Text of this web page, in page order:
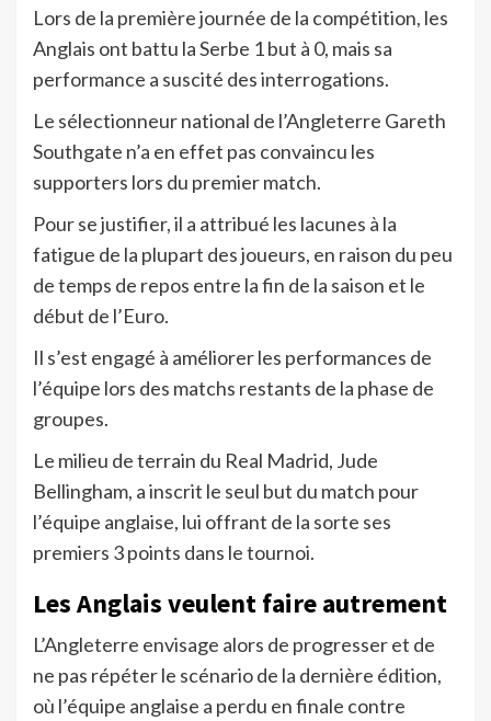
Lors de la première journée de la compétition, les
Anglais ont battu la Serbe 1 but à 0, mais sa
performance a suscité des interrogations.
Le sélectionneur national de l’Angleterre Gareth
Southgate n’a en effet pas convaincu les
supporters lors du premier match.
Pour se justifier, il a attribué les lacunes à la
fatigue de la plupart des joueurs, en raison du peu
de temps de repos entre la fin de la saison et le
début de l’Euro.
Il s’est engagé à améliorer les performances de
l’équipe lors des matchs restants de la phase de
groupes.
Le milieu de terrain du Real Madrid, Jude
Bellingham, a inscrit le seul but du match pour
l’équipe anglaise, lui offrant de la sorte ses
premiers 3 points dans le tournoi.
Les Anglais veulent faire autrement
L’Angleterre envisage alors de progresser et de
ne pas répéter le scénario de la dernière édition,
où l’équipe anglaise a perdu en finale contre